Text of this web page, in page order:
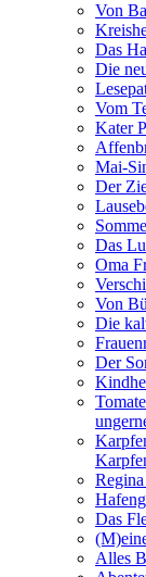
Von
Das
Die
Vom
Kater
Mai-
Der
Das
Oma
Von
Die
Der
Das
Alles